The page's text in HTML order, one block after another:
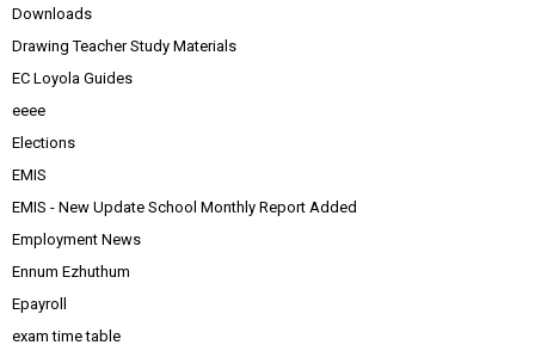
Downloads
Drawing Teacher Study Materials
EC Loyola Guides
eeee
Elections
EMIS
EMIS - New Update School Monthly Report Added
Employment News
Ennum Ezhuthum
Epayroll
exam time table